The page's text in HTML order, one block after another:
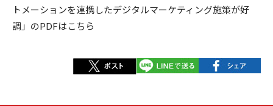
トメーションを連携したデジタルマーケティング施策が好
調」のPDFはこちら